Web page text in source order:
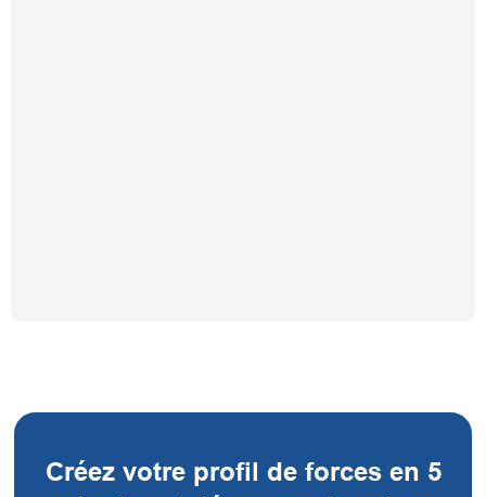
Créez votre profil de forces en 5